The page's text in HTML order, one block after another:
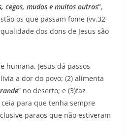
cegos, mudos e muitos outros”,
os que passam fome (vv.32-
dos dons de Jesus são
humana, Jesus dá passos
a dor do povo; (2) alimenta
” no deserto; e (3)faz
para que tenha sempre
paraos que não estiveram